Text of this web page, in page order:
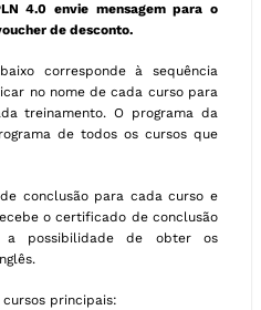
4.0 envie mensagem para o
de desconto.
corresponde à sequência
no nome de cada curso para
treinamento. O programa da
de todos os cursos que
conclusão para cada curso e
o certificado de conclusão
a possibilidade de obter os
principais: